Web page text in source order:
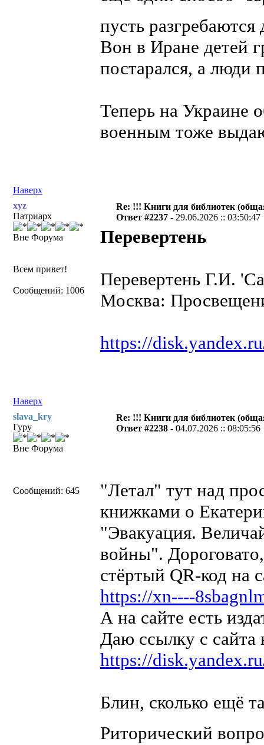
пусть
Вон в Иране детей
постарался, а люди
Теперь на
военным тоже
Наверх
xyz
Патриарх
Вне Форума
Всем привет!
Сообщений: 1006
Re: !!! Книги для библиотек
Ответ #2237 - 29.06.2026 :: 03:50:47
Перевертень
Перевертень Г.И.
Москва:
https://
Наверх
slava_kry
Гуру
Вне Форума
Сообщений: 645
Re: !!! Книги для библиотек
Ответ #2238 -04.07.2026 :: 08:05:56
"Летал" тут над
книжками о
"Эвакуация.
войны".
стёртый QR-код на
https://xn----
А на сайте есть
Даю ссылку с
https://
Блин, сколько ещё
Риторический